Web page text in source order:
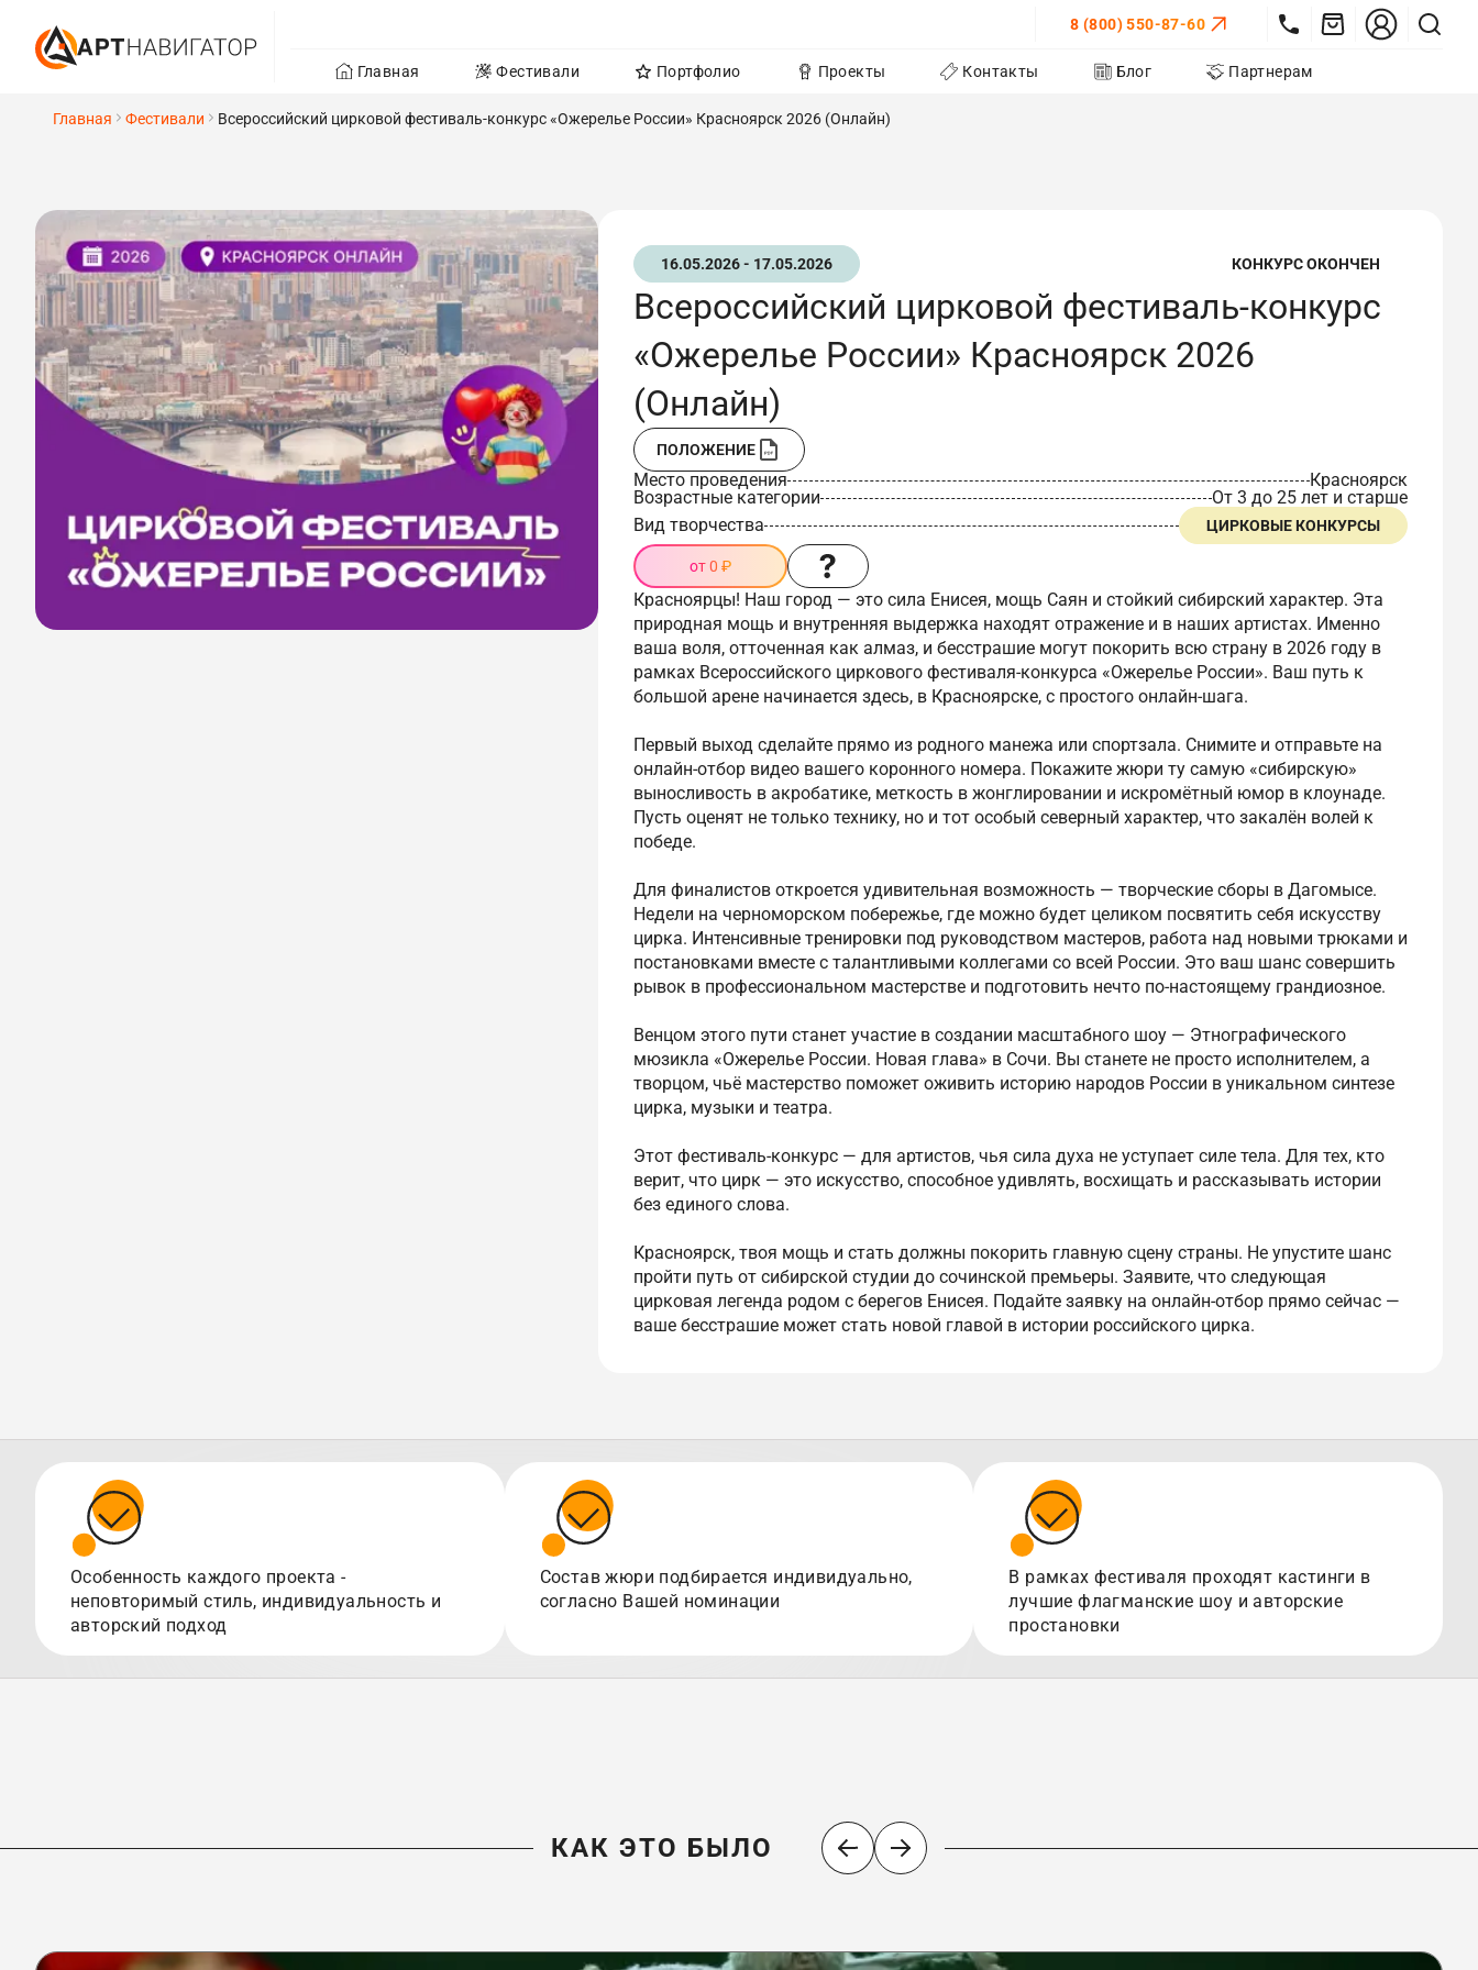
8 (800) 550-87-60
Главная Фестивали Портфолио Проекты Контакты Блог Партнерам
Главная Фестивали Всероссийский цирковой фестиваль-конкурс «Ожерелье России» Красноярск 2026 (Онлайн)
16.05.2026 - 17.05.2026 КОНКУРС ОКОНЧЕН
Всероссийский цирковой фестиваль-конкурс
«Ожерелье России» Красноярск 2026
(Онлайн)
ПОЛОЖЕНИЕ
Место проведения
Красноярск
Возрастные категории
От 3 до 25 лет и старше
Вид творчества
ЦИРКОВЫЕ КОНКУРСЫ
от 0 ₽
Красноярцы! Наш город — это сила Енисея, мощь Саян и стойкий сибирский характер. Эта
природная мощь и внутренняя выдержка находят отражение и в наших артистах. Именно
ваша воля, отточенная как алмаз, и бесстрашие могут покорить всю страну в 2026 году в
рамках Всероссийского циркового фестиваля-конкурса «Ожерелье России». Ваш путь к
большой арене начинается здесь, в Красноярске, с простого онлайн-шага.
Первый выход сделайте прямо из родного манежа или спортзала. Снимите и отправьте на
онлайн-отбор видео вашего коронного номера. Покажите жюри ту самую «сибирскую»
выносливость в акробатике, меткость в жонглировании и искромётный юмор в клоунаде.
Пусть оценят не только технику, но и тот особый северный характер, что закалён волей к
победе.
Для финалистов откроется удивительная возможность — творческие сборы в Дагомысе.
Недели на черноморском побережье, где можно будет целиком посвятить себя искусству
цирка. Интенсивные тренировки под руководством мастеров, работа над новыми трюками и
постановками вместе с талантливыми коллегами со всей России. Это ваш шанс совершить
рывок в профессиональном мастерстве и подготовить нечто по-настоящему грандиозное.
Венцом этого пути станет участие в создании масштабного шоу — Этнографического
мюзикла «Ожерелье России. Новая глава» в Сочи. Вы станете не просто исполнителем, а
творцом, чьё мастерство поможет оживить историю народов России в уникальном синтезе
цирка, музыки и театра.
Этот фестиваль-конкурс — для артистов, чья сила духа не уступает силе тела. Для тех, кто
верит, что цирк — это искусство, способное удивлять, восхищать и рассказывать истории
без единого слова.
Красноярск, твоя мощь и стать должны покорить главную сцену страны. Не упустите шанс
пройти путь от сибирской студии до сочинской премьеры. Заявите, что следующая
цирковая легенда родом с берегов Енисея. Подайте заявку на онлайн-отбор прямо сейчас —
ваше бесстрашие может стать новой главой в истории российского цирка.
Особенность каждого проекта -
неповторимый стиль, индивидуальность и
авторский подход
Состав жюри подбирается индивидуально,
согласно Вашей номинации
В рамках фестиваля проходят кастинги в
лучшие флагманские шоу и авторские
простановки
КАК ЭТО БЫЛО